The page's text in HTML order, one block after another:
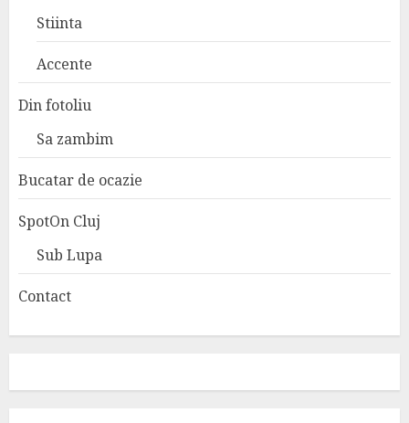
Stiinta
Accente
Din fotoliu
Sa zambim
Bucatar de ocazie
SpotOn Cluj
Sub Lupa
Contact